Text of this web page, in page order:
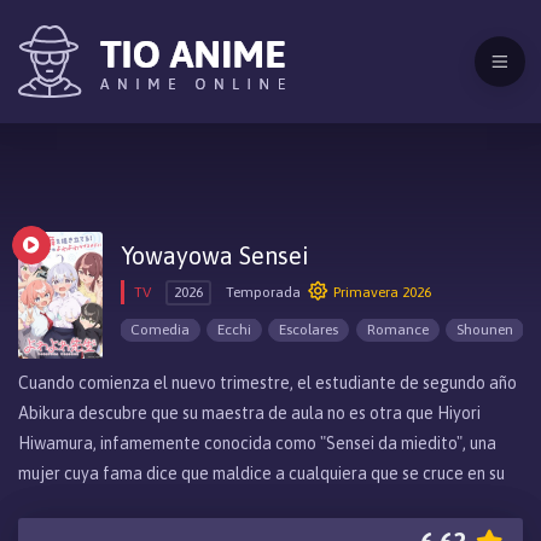
Yowayowa Sensei
TV 2026 Temporada Primavera 2026
Comedia Ecchi Escolares Romance Shounen
Cuando comienza el nuevo trimestre, el estudiante de segundo año
Abikura descubre que su maestra de aula no es otra que Hiyori
Hiwamura, infamemente conocida como "Sensei da miedito", una
mujer cuya fama dice que maldice a cualquiera que se cruce en su
completamente inesperado de su temida maestra después de la